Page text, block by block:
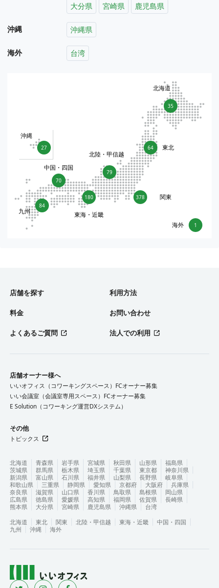
大分県
宮崎県 鹿児島県
沖縄 沖縄県
海外 台湾
35
北海道
64 東北
378 関東
79
北陸・甲信越
180
東海・近畿
70
中国・四国
84
九州
27
沖縄
1
海外
店舗を探す 利用方法
料金 お問い合わせ
よくあるご質問 法人での利用
店舗オーナー様へ
いいオフィス（コワーキングスペース）FCオーナー募集
いい会議室（会議室専用スペース）FCオーナー募集
E Solution（コワーキング運営DXシステム）
その他
トピックス
北海道 青森県 岩手県 宮城県 秋田県 山形県
福島県
茨城県
群馬県 栃木県 埼玉県 千葉県 東京都
神奈川県
新潟県
富山県 石川県 福井県 山梨県 長野県
岐阜県
和歌山県
三重県 静岡県 愛知県 京都府 大阪府
兵庫県
奈良県
滋賀県 山口県 香川県 鳥取県 島根県
岡山県
広島県
徳島県 愛媛県 高知県 福岡県 佐賀県
長崎県
熊本県
大分県 宮崎県 鹿児島県 沖縄県
台湾
北海道
東北 関東 北陸・甲信越 東海・近畿
中国・四国
九州
沖縄 海外